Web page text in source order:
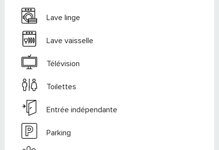
Lave linge
Lave vaisselle
Télévision
Toilettes
Entrée indépendante
Parking